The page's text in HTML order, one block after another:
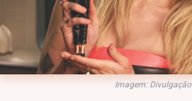
Imagem: Divulgação